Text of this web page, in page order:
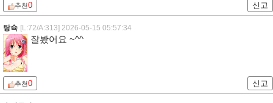
추천0 신고
탕슉 [L:72/A:313] 2026-05-15 05:57:34
잘봤어요 ~^^
추천0 신고